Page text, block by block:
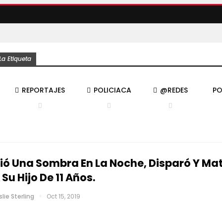
REPORTAJES POLICIACA @REDES
Etiqueta
Una Sombra En La Noche, Disparó Y
Hijo De 11 Años.
Sterling Oct 15, 2019